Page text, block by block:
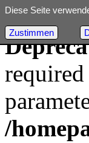
/
Diese Seite
Zustimmen